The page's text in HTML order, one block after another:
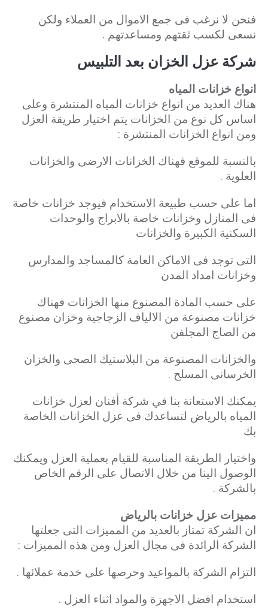
فنحن لا نرغب فى جمع الاموال من العملاء ولكن
نسعى لكسب ثقتهم ومساعدتهم .
شركة عزل الخزان بعد التلبيس
انواع خزانات المياه
هناك العديد من انواع خزانات المياه المنتشرة وعلى
اساس كل نوع من الخزانات يتم اختيار طريقة العزل
ومن انواع الخزانات المنتشرة :
بالنسبة للموقع فهناك الخزانات الارضى والخزانات
العلوية .
اما على حسب طبيعة الاستخدام فيوجد خزانات خاصة
فى المنازل وخزانات خاصة بالابراج والوحدات
السكنية الكبيرة والخزانات
التى توجد فى الاماكن العامة كالمساجد والمدارس
وخزانات امداد المدن
على حسب المادة المصنوع منها الخزانات فهناك
خزانات مصنوعة من الالياف الزجاجية وخزان مصنوع
من الصاج المجلفن
والخزانات المصنوعة من البلاستيك الصحى والخزان
الخرسانى المسلح .
يمكنك الاستعانة بنا في شركة أفنان لعزل خزانات
المياه بالرياض لتساعدك فى عزل الخزانات الخاصة
بك
واختيار الطريقة المناسبة للقيام بعملية العزل ويمكنك
الوصول الينا من خلال الاتصال على الرقم الخاص
بالشركة .
مميزات عزل خزانات بالرياض
ان الشركة تمتاز بالعديد من المميزات التى جعلتها
الشركة الرائدة فى مجال العزل ومن هذه المميزات :
التزام الشركة بالمواعيد وحرصها على خدمة عملائها .
استخدام افضل الاجهزة والمواد اثناء العزل .